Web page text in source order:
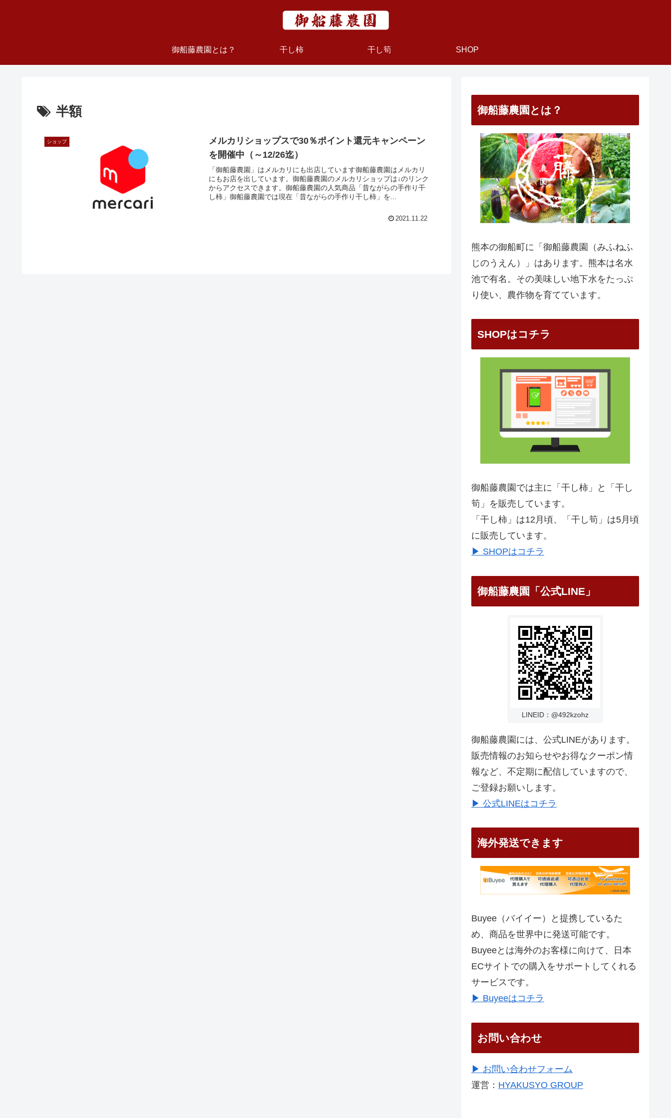
御船藤農園とは？ 干し柿 干し筍 SHOP
半額
ショップ
メルカリショップスで30％ポイント還元キャンペーン
を開催中（～12/26迄）
「御船藤農園」はメルカリにも出店しています御船藤農園はメルカリ
にもお店を出しています。御船藤農園のメルカリショップは↓のリンク
からアクセスできます。御船藤農園の人気商品「昔ながらの手作り干
し柿」御船藤農園では現在「昔ながらの手作り干し柿」を...
2021.11.22
御船藤農園とは？
熊本の御船町に「御船藤農園（みふねふ
じのうえん）」はあります。熊本は名水
池で有名。その美味しい地下水をたっぷ
り使い、農作物を育てています。
SHOPはコチラ
御船藤農園では主に「干し柿」と「干し
筍」を販売しています。
「干し柿」は12月頃、「干し筍」は5月頃
に販売しています。
▶ SHOPはコチラ
御船藤農園「公式LINE」
LINEID：@492kzohz
御船藤農園には、公式LINEがあります。
販売情報のお知らせやお得なクーポン情
報など、不定期に配信していますので、
ご登録お願いします。
▶ 公式LINEはコチラ
海外発送できます
Buyee（バイイー）と提携しているた
め、商品を世界中に発送可能です。
Buyeeとは海外のお客様に向けて、日本
ECサイトでの購入をサポートしてくれる
サービスです。
▶ Buyeeはコチラ
お問い合わせ
▶ お問い合わせフォーム
運営： HYAKUSYO GROUP